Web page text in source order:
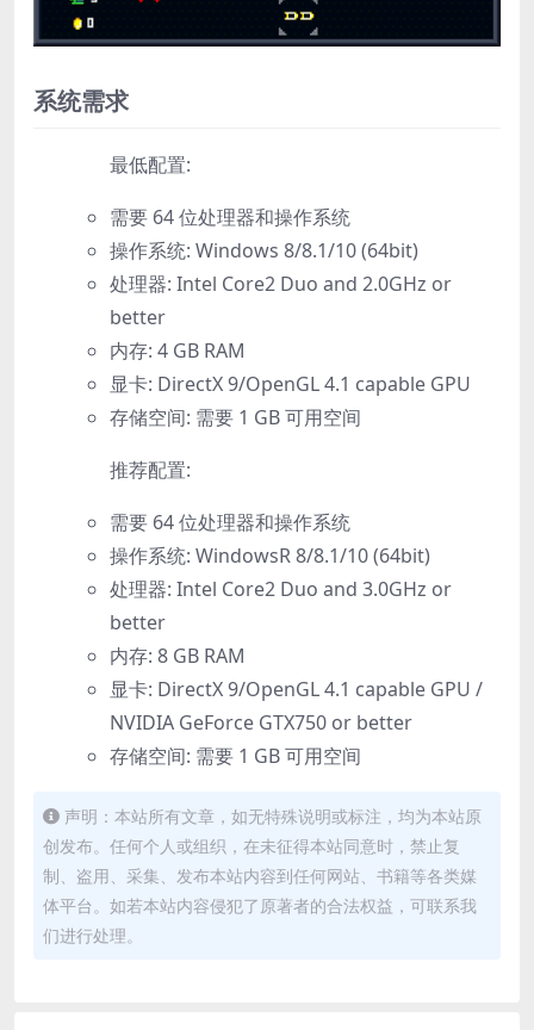
系统需求
最低配置:
需要 64 位处理器和操作系统
操作系统: Windows 8/8.1/10 (64bit)
处理器: Intel Core2 Duo and 2.0GHz or
better
内存: 4 GB RAM
显卡: DirectX 9/OpenGL 4.1 capable GPU
存储空间: 需要 1 GB 可用空间
推荐配置:
需要 64 位处理器和操作系统
操作系统: WindowsR 8/8.1/10 (64bit)
处理器: Intel Core2 Duo and 3.0GHz or
better
内存: 8 GB RAM
显卡: DirectX 9/OpenGL 4.1 capable GPU /
NVIDIA GeForce GTX750 or better
存储空间: 需要 1 GB 可用空间
声明：本站所有文章，如无特殊说明或标注，均为本站原
创发布。任何个人或组织，在未征得本站同意时，禁止复
制、盗用、采集、发布本站内容到任何网站、书籍等各类媒
体平台。如若本站内容侵犯了原著者的合法权益，可联系我
们进行处理。